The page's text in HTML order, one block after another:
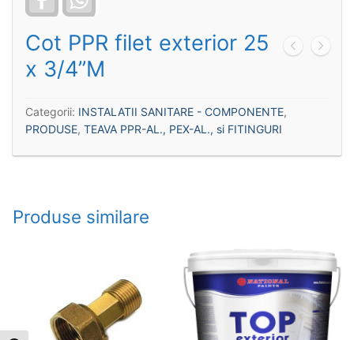
Cot PPR filet exterior 25
x 3/4”M
Categorii: INSTALATII SANITARE - COMPONENTE,
PRODUSE, TEAVA PPR-AL., PEX-AL., si FITINGURI
Produse similare